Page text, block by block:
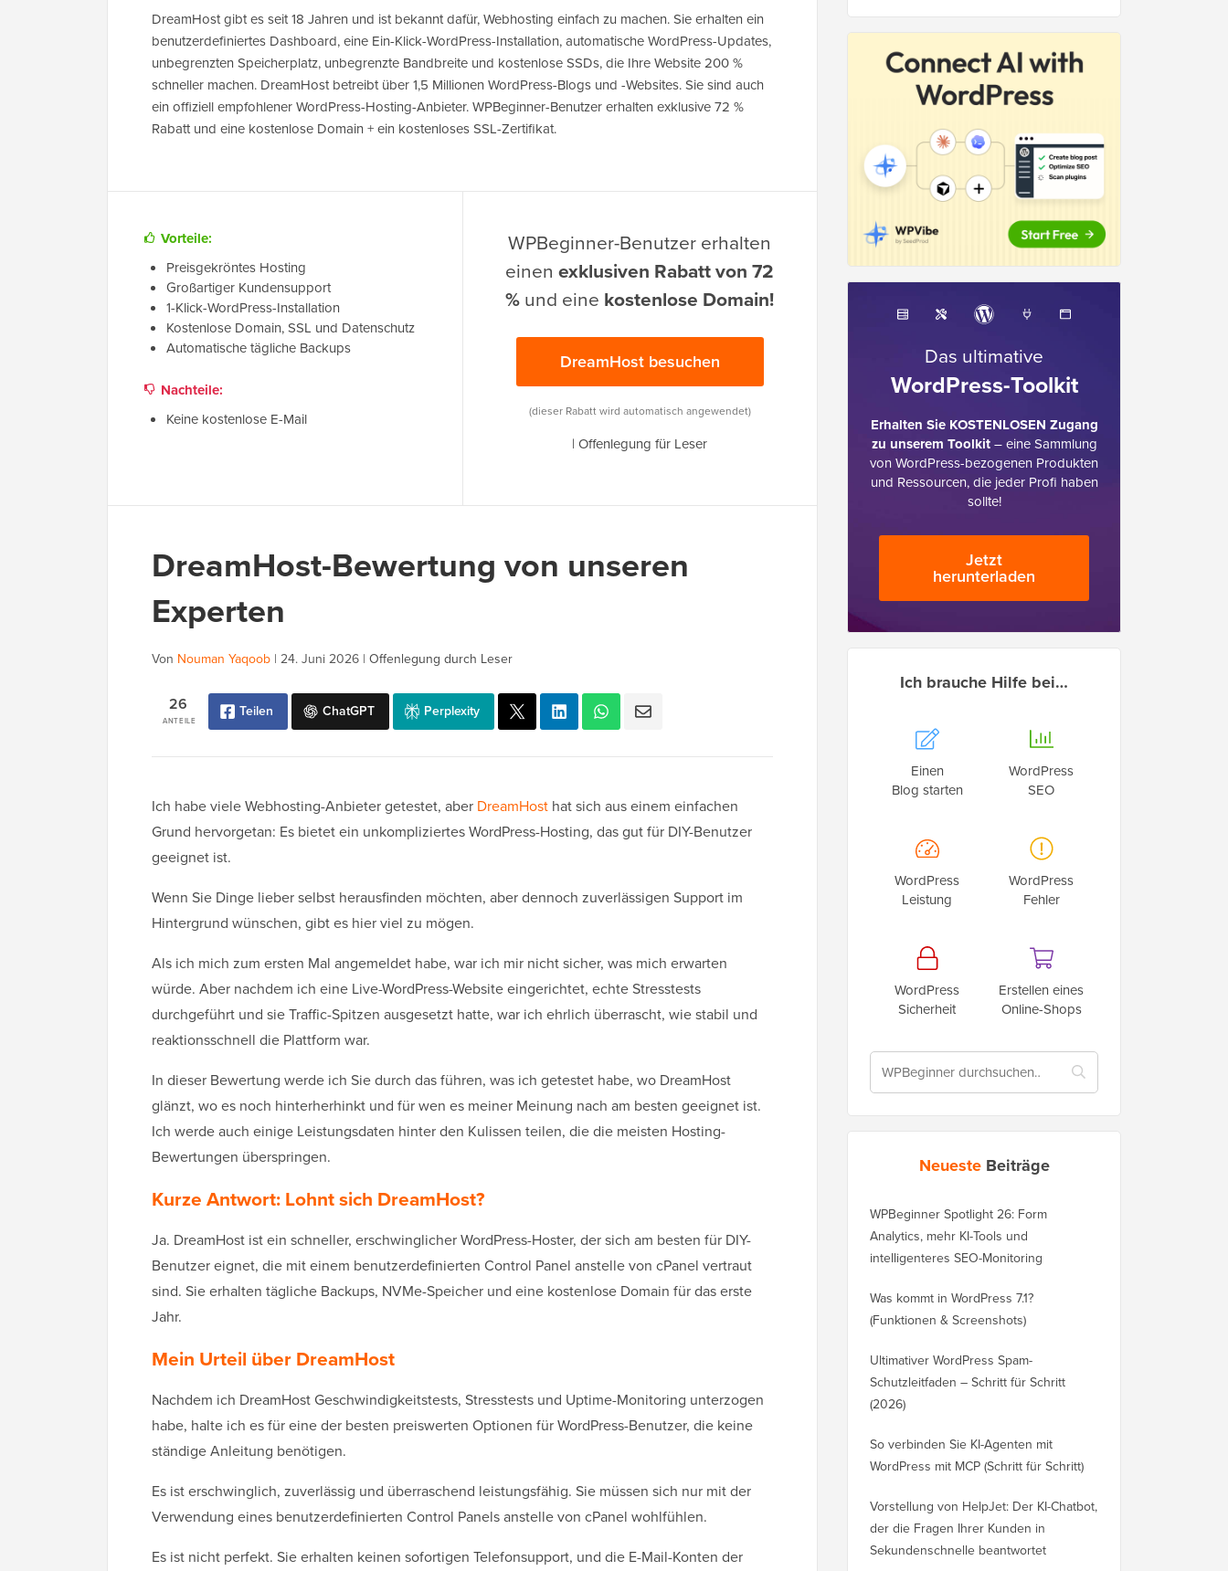
DreamHost gibt es seit 18 Jahren und ist bekannt dafür, Webhosting einfach zu machen. Sie erhalten ein
benutzerdefiniertes Dashboard, eine Ein-Klick-WordPress-Installation, automatische WordPress-Updates,
unbegrenzten Speicherplatz, unbegrenzte Bandbreite und kostenlose SSDs, die Ihre Website 200 %
schneller machen. DreamHost betreibt über 1,5 Millionen WordPress-Blogs und -Websites. Sie sind auch
ein offiziell empfohlener WordPress-Hosting-Anbieter. WPBeginner-Benutzer erhalten exklusive 72 %
Rabatt und eine kostenlose Domain + ein kostenloses SSL-Zertifikat.
Vorteile:
Preisgekröntes Hosting
Großartiger Kundensupport
1-Klick-WordPress-Installation
Kostenlose Domain, SSL und Datenschutz
Automatische tägliche Backups
Nachteile:
Keine kostenlose E-Mail
WPBeginner-Benutzer erhalten
einenexklusiven Rabatt von 72
%und eine kostenlose Domain!
DreamHost besuchen
(dieser Rabatt wird automatisch angewendet)
|Offenlegung für Leser
DreamHost-Bewertung von unseren
Experten
Von Nouman Yaqoob | 24. Juni 2026 | Offenlegung durch Leser
ANTEILE
26 Teilen ChatGPT Perplexity
Ich habe viele Webhosting-Anbieter getestet, aber DreamHost hat sich aus einem einfachen
Grund hervorgetan: Es bietet ein unkompliziertes WordPress-Hosting, das gut für DIY-Benutzer
geeignet ist.
Wenn Sie Dinge lieber selbst herausfinden möchten, aber dennoch zuverlässigen Support im
Hintergrund wünschen, gibt es hier viel zu mögen.
Als ich mich zum ersten Mal angemeldet habe, war ich mir nicht sicher, was mich erwarten
würde. Aber nachdem ich eine Live-WordPress-Website eingerichtet, echte Stresstests
durchgeführt und sie Traffic-Spitzen ausgesetzt hatte, war ich ehrlich überrascht, wie stabil und
reaktionsschnell die Plattform war.
In dieser Bewertung werde ich Sie durch das führen, was ich getestet habe, wo DreamHost
glänzt, wo es noch hinterherhinkt und für wen es meiner Meinung nach am besten geeignet ist.
Ich werde auch einige Leistungsdaten hinter den Kulissen teilen, die die meisten Hosting-
Bewertungen überspringen.
Kurze Antwort: Lohnt sich DreamHost?
Ja. DreamHost ist ein schneller, erschwinglicher WordPress-Hoster, der sich am besten für DIY-
Benutzer eignet, die mit einem benutzerdefinierten Control Panel anstelle von cPanel vertraut
sind. Sie erhalten tägliche Backups, NVMe-Speicher und eine kostenlose Domain für das erste
Jahr.
Mein Urteil über DreamHost
Nachdem ich DreamHost Geschwindigkeitstests, Stresstests und Uptime-Monitoring unterzogen
habe, halte ich es für eine der besten preiswerten Optionen für WordPress-Benutzer, die keine
ständige Anleitung benötigen.
Es ist erschwinglich, zuverlässig und überraschend leistungsfähig. Sie müssen sich nur mit der
Verwendung eines benutzerdefinierten Control Panels anstelle von cPanel wohlfühlen.
Es ist nicht perfekt. Sie erhalten keinen sofortigen Telefonsupport, und die E-Mail-Konten der
Das ultimative
WordPress-Toolkit
Erhalten Sie KOSTENLOSEN Zugang
zu unserem Toolkit– eine Sammlung
von WordPress-bezogenen Produkten
und Ressourcen, die jeder Profi haben
sollte!
Jetzt
herunterladen
Ich brauche Hilfe bei…
Einen
Blog starten
WordPress
SEO
WordPress
Leistung
WordPress
Fehler
WordPress
Sicherheit
Erstellen eines
Online-Shops
Neueste Beiträge
WPBeginner Spotlight 26: Form
Analytics, mehr KI-Tools und
intelligenteres SEO-Monitoring
Was kommt in WordPress 7.1?
(Funktionen & Screenshots)
Ultimativer WordPress Spam-
Schutzleitfaden – Schritt für Schritt
(2026)
So verbinden Sie KI-Agenten mit
WordPress mit MCP (Schritt für Schritt)
Vorstellung von HelpJet: Der KI-Chatbot,
der die Fragen Ihrer Kunden in
Sekundenschnelle beantwortet